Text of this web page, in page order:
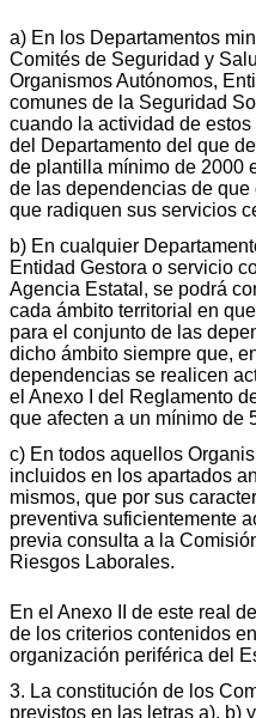
a) En los Departamentos
Comités de Seguridad y
Organismos Autónomos,
comunes de la Seguridad
cuando la actividad de
del Departamento del que
de plantilla mínimo de 2000
de las dependencias de
que radiquen sus servicios
b) En cualquier
Entidad Gestora o servicio
Agencia Estatal, se podrá
cada ámbito territorial en
para el conjunto de las
dicho ámbito siempre que,
dependencias se realicen
el Anexo I del Reglamento
que afecten a un mínimo de
c) En todos aquellos
incluidos en los apartados
mismos, que por sus
preventiva suficientemente
previa consulta a la
Riesgos Laborales.
En el Anexo II de este real
de los criterios contenidos
organización periférica del
3. La constitución de los
previstos en las letras a), b)